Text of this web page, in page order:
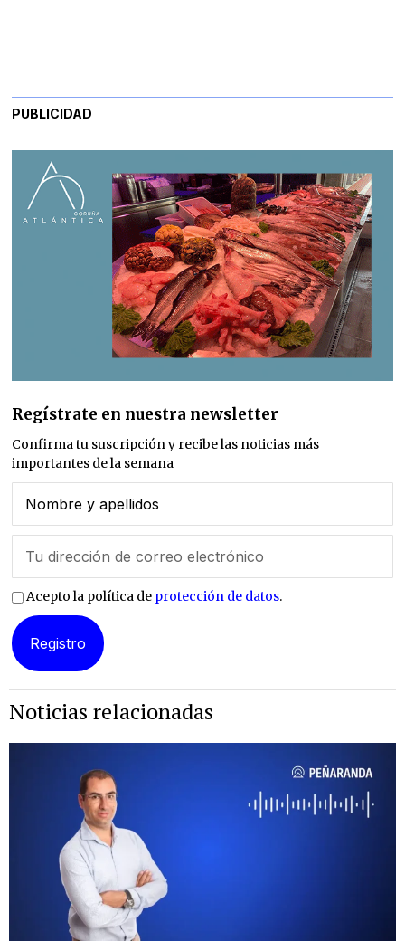
PUBLICIDAD
Regístrate en nuestra newsletter
Confirma tu suscripción y recibe las noticias más
importantes de la semana
Acepto la política de protección de datos.
Noticias relacionadas